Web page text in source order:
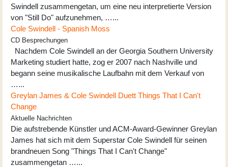
Swindell zusammengetan, um eine neu interpretierte Version
von "Still Do" aufzunehmen, …...
Cole Swindell - Spanish Moss
CD Besprechungen
Nachdem Cole Swindell an der Georgia Southern University
Marketing studiert hatte, zog er 2007 nach Nashville und
begann seine musikalische Laufbahn mit dem Verkauf von
…...
Greylan James & Cole Swindell Duett Things That I Can't
Change
Aktuelle Nachrichten
Die aufstrebende Künstler und ACM-Award-Gewinner Greylan
James hat sich mit dem Superstar Cole Swindell für seinen
brandneuen Song "Things That I Can't Change"
zusammengetan …...